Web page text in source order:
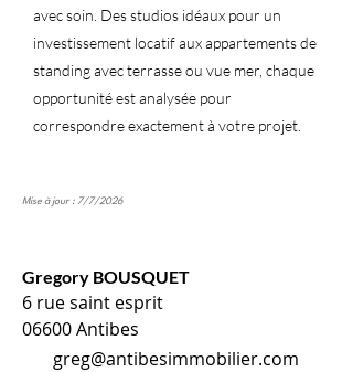
avec soin. Des studios idéaux pour un
investissement locatif aux appartements de
standing avec terrasse ou vue mer, chaque
opportunité est analysée pour
correspondre exactement à votre projet.
Mise à jour : 7/7/2026
Gregory BOUSQUET
6 rue saint esprit
06600 Antibes
greg@antibesimmobilier.com